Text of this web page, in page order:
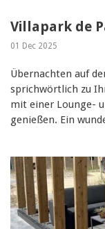
Villapark de
01 Dec 2025
Übernachten auf
sprichwörtlich zu
mit einer Lounge-
genießen. Ein